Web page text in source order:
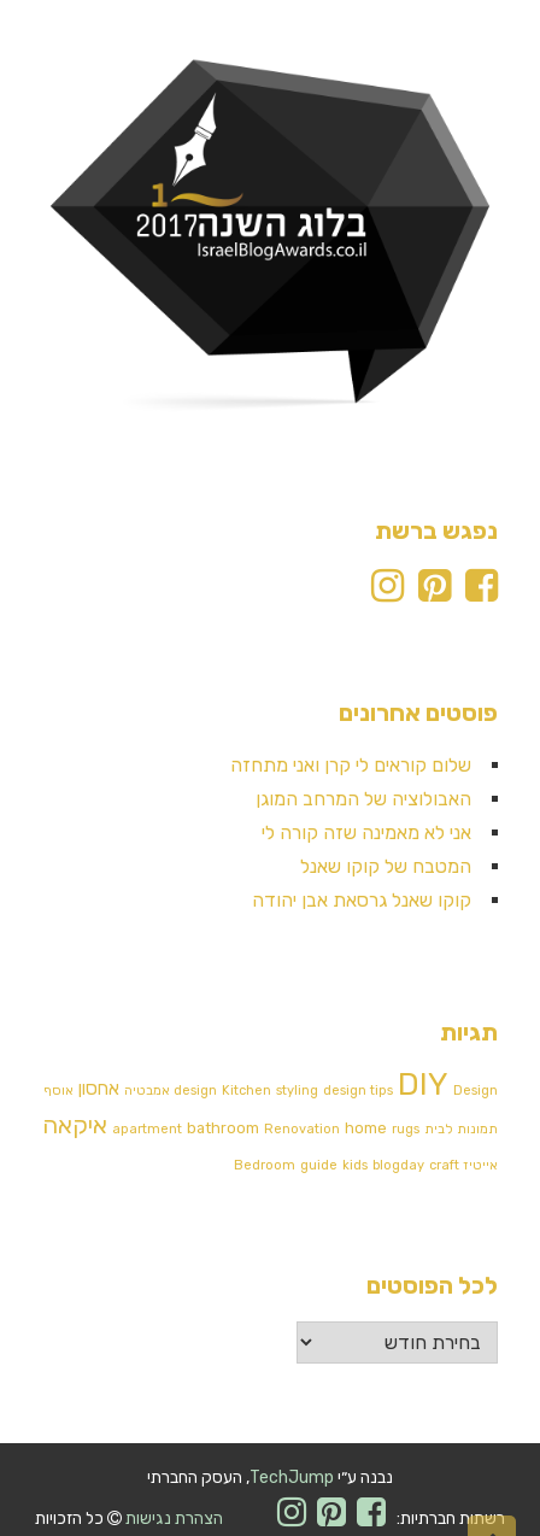
נפגש ברשת
פוסטים אחרונים
שלום קוראים לי קרן ואני מתחזה
האבולוציה של המרחב המוגן
אני לא מאמינה שזה קורה לי
המטבח של קוקו שאנל
קוקו שאנל גרסאת אבן יהודה
תגיות
design Kitchen styling design tips DIY Design אמבטיה אחסון אוסף
תמונות לבית apartment bathroom Renovation home rugs איקאה
אייטיז Bedroom guide kids blogday craft
לכל הפוסטים
לכל
הפוסטים
נבנה ע״י TechJump, העסק החברתי
רשתות חברתיות:
הצהרת נגישות כל הזכויות